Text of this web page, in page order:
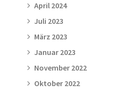
April 2024
Juli 2023
März 2023
Januar 2023
November 2022
Oktober 2022